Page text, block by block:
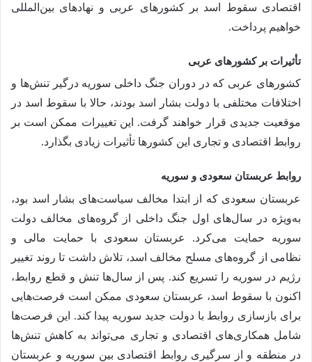
اقتصادی سقوط اسد بر کشورهای عربی و نهادهای بین‌المللی
خواهیم پرداخت.
تأثیرات بر کشورهای عربی
کشورهای عربی که در دوران جنگ داخلی سوریه درگیر تنش‌ها و
اختلافات مختلفی با دولت بشار اسد بودند، حالا با سقوط اسد در
موقعیت جدیدی قرار خواهند گرفت. این تغییرات ممکن است بر
روابط اقتصادی و تجاری این کشورها تأثیرات زیادی بگذارد.
روابط عربستان سعودی و سوریه
عربستان سعودی که از ابتدا مخالف سیاست‌های بشار اسد بود،
به‌ویژه در سال‌های اول جنگ داخلی از گروه‌های مخالف دولت
سوریه حمایت می‌کرد. عربستان سعودی با حمایت مالی و
نظامی از گروه‌های مسلح مخالف اسد، تلاش داشت تا روند تغییر
رژیم در سوریه را تسریع کند. پس از سال‌ها تنش و قطع روابط،
اکنون با سقوط اسد، عربستان سعودی ممکن است فرصت‌هایی
برای بازسازی روابط با دولت جدید سوریه پیدا کند. این فرصت‌ها
شامل همکاری‌های اقتصادی و تجاری می‌تواند به کاهش تنش‌ها
در منطقه و از سرگیری روابط اقتصادی بین سوریه و عربستان